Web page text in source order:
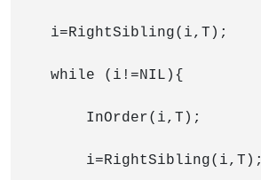
    i=RightSibling(i,T);
    while (i!=NIL){
        InOrder(i,T);
        i=RightSibling(i,T);